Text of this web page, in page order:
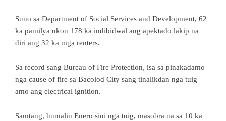
Suno sa Department of Social Services and Development, 62
ka pamilya ukon 178 ka indibidwal ang apektado lakip na
diri ang 32 ka mga renters.
Sa record sang Bureau of Fire Protection, isa sa pinakadamo
nga cause of fire sa Bacolod City sang tinalikdan nga tuig
amo ang electrical ignition.
Samtang, humalin Enero sini nga tuig, masobra na sa 10 ka